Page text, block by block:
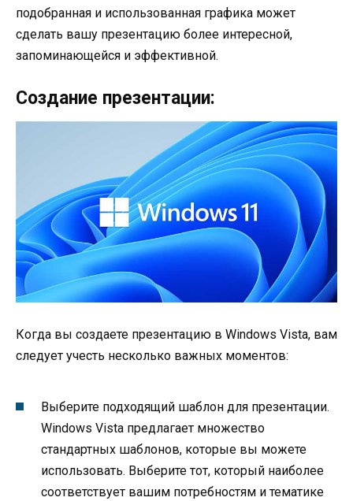
подобранная и использованная графика может
сделать вашу презентацию более интересной,
запоминающейся и эффективной.
Создание презентации:
Когда вы создаете презентацию в Windows Vista, вам
следует учесть несколько важных моментов:
Выберите подходящий шаблон для презентации.
Windows Vista предлагает множество
стандартных шаблонов, которые вы можете
использовать. Выберите тот, который наиболее
соответствует вашим потребностям и тематике